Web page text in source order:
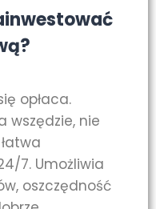
opłaca.
wszędzie, nie
7. Umożliwia
oszczędność